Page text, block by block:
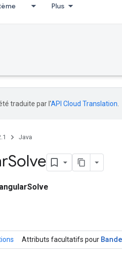
Plus
traduite par l'API Cloud Translation
Java
Solve
Attributs facultatifs pour